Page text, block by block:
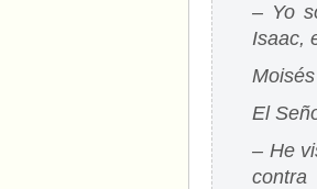
– Yo
Isaac,
El
– He